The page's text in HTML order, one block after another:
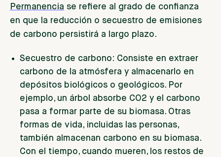
Permanencia se refiere al grado de confianza
en que la reducción o secuestro de emisiones
de carbono persistirá a largo plazo.
Secuestro de carbono: Consiste en extraer
carbono de la atmósfera y almacenarlo en
depósitos biológicos o geológicos. Por
ejemplo, un árbol absorbe CO2 y el carbono
pasa a formar parte de su biomasa. Otras
formas de vida, incluidas las personas,
también almacenan carbono en su biomasa.
Con el tiempo, cuando mueren, los restos de